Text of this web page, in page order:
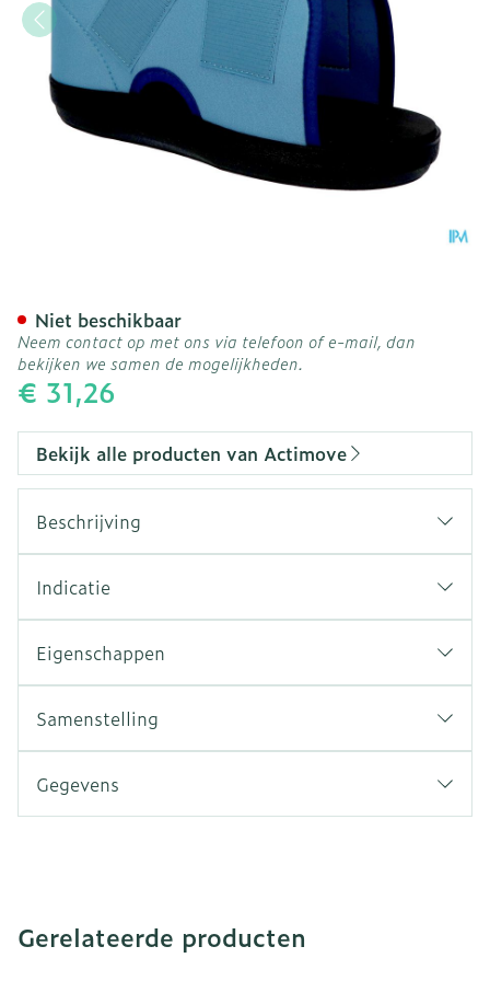
€ 31,26
Niet beschikbaar
Neem contact op met ons via telefoon of e-mail, dan
bekijken we samen de mogelijkheden.
Bekijk alle producten van Actimove
Beschrijving
Indicatie
Eigenschappen
Samenstelling
Gegevens
Gerelateerde producten